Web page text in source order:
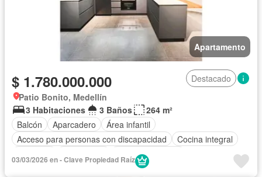
Apartamento
$ 1.780.000.000
Destacado
Patio Bonito, Medellín
3 Habitaciones
3 Baños
264 m²
Balcón
Aparcadero
Área infantil
Acceso para personas con discapacidad
Cocina integral
Vista panorámica
Cuarto de servicio
03/03/2026 en - Clave Propiedad Raíz